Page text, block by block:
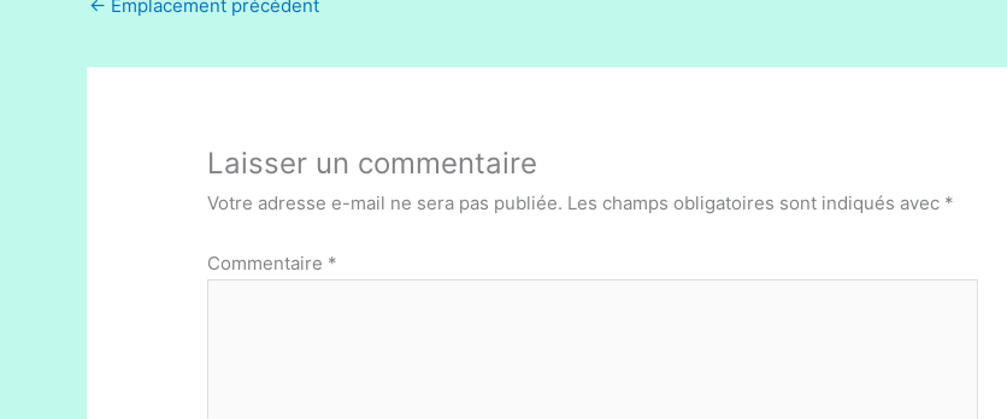
← Emplacement précédent
Laisser un commentaire
Votre adresse e-mail ne sera pas publiée. Les champs obligatoires sont indiqués avec *
Commentaire *